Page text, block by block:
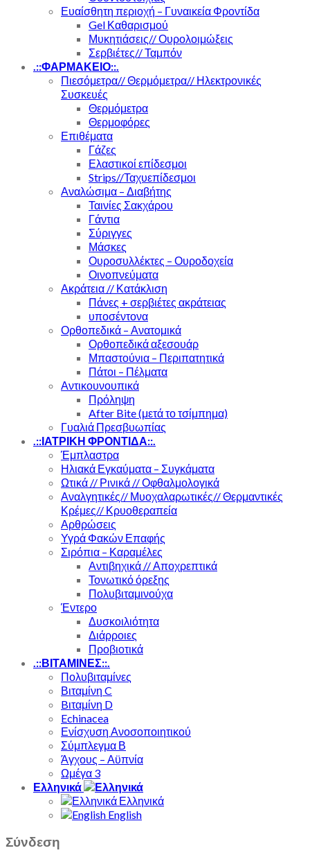
Ευαίσθητη περιοχή – Γυναικεία Φροντίδα
Gel Καθαρισμού
Μυκητιάσεις// Ουρολοιμώξεις
Σερβιέτες// Ταμπόν
.::ΦΑΡΜΑΚΕΙΟ::.
Πιεσόμετρα// Θερμόμετρα// Ηλεκτρονικές
Συσκευές
Θερμόμετρα
Θερμοφόρες
Επιθέματα
Γάζες
Ελαστικοί επίδεσμοι
Strips//Ταχυεπίδεσμοι
Αναλώσιμα – Διαβήτης
Ταινίες Σακχάρου
Γάντια
Σύριγγες
Μάσκες
Ουροσυλλέκτες – Ουροδοχεία
Οινοπνεύματα
Ακράτεια // Κατάκλιση
Πάνες + σερβιέτες ακράτειας
υποσέντονα
Ορθοπεδικά – Ανατομικά
Ορθοπεδικά αξεσουάρ
Μπαστούνια – Περιπατητικά
Πάτοι – Πέλματα
Αντικουνουπικά
Πρόληψη
After Bite (μετά το τσίμπημα)
Γυαλιά Πρεσβυωπίας
.::ΙΑΤΡΙΚΗ ΦΡΟΝΤΙΔΑ::.
Έμπλαστρα
Ηλιακά Εγκαύματα – Συγκάματα
Ωτικά // Ρινικά // Οφθαλμολογικά
Αναλγητικές// Μυοχαλαρωτικές// Θερμαντικές
Κρέμες// Κρυοθεραπεία
Αρθρώσεις
Υγρά Φακών Επαφής
Σιρόπια – Καραμέλες
Αντιβηχικά // Αποχρεπτικά
Τονωτικό όρεξης
Πολυβιταμινούχα
Έντερο
Δυσκοιλιότητα
Διάρροιες
Προβιοτικά
.::ΒΙΤΑΜΙΝΕΣ::.
Πολυβιταμίνες
Βιταμίνη C
Bιταμίνη D
Echinacea
Ενίσχυση Ανοσοποιητικού
Σύμπλεγμα Β
Άγχους – Αϋπνία
Ωμέγα 3
Ελληνικά
Ελληνικά
English
Σύνδεση